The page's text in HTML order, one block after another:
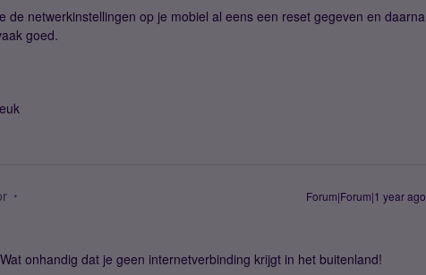
de netwerkinstellingen op je mobiel al eens een reset gegeven en daarna
goed.
Forum|Forum|1 year ago
onhandig dat je geen internetverbinding krijgt in het buitenland!